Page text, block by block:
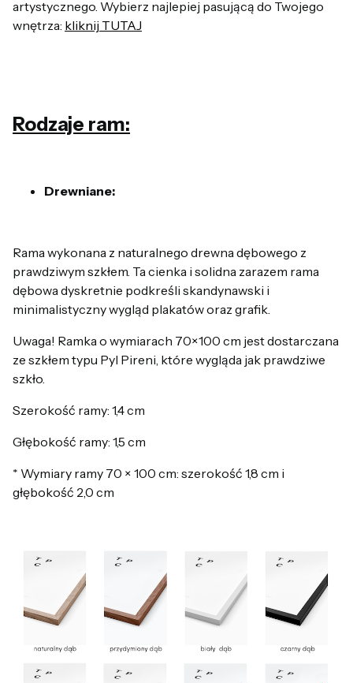
artystycznego. Wybierz najlepiej pasującą do Twojego
wnętrza: kliknij TUTAJ
Rodzaje ram:
Drewniane:
Rama wykonana z naturalnego drewna dębowego z
prawdziwym szkłem. Ta cienka i solidna zarazem rama
dębowa dyskretnie podkreśli skandynawski i
minimalistyczny wygląd plakatów oraz grafik.
Uwaga! Ramka o wymiarach 70×100 cm jest dostarczana
ze szkłem typu Pyl Pireni, które wygląda jak prawdziwe
szkło.
Szerokość ramy: 1,4 cm
Głębokość ramy: 1,5 cm
* Wymiary ramy 70 × 100 cm: szerokość 1,8 cm i
głębokość 2,0 cm